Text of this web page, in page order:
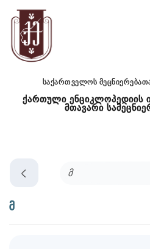
საქართველოს
ქართული ენციკლოპედიის
მთავარი
მ